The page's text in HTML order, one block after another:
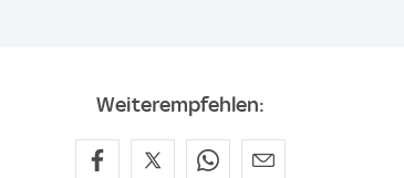
Weiterempfehlen: